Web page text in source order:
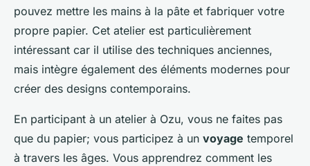
pouvez mettre les mains à la pâte et fabriquer votre
propre papier. Cet atelier est particulièrement
intéressant car il utilise des techniques anciennes,
mais intègre également des éléments modernes pour
créer des designs contemporains.
En participant à un atelier à Ozu, vous ne faites pas
que du papier; vous participez à un voyage temporel
à travers les âges. Vous apprendrez comment les